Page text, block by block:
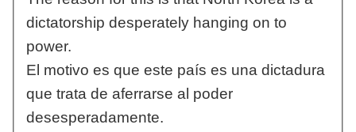
dictatorship desperately hanging on to
power.
El motivo es que este país es una dictadura
que trata de aferrarse al poder
desesperadamente.